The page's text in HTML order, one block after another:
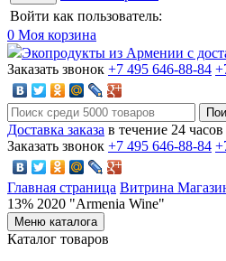
Войти как пользователь:
0 Моя корзина
Экопродукты из Армении с
Заказать звонок +7 495 646-88-84
Доставка заказа в течение 24 часов
Заказать звонок +7 495 646-88-84
Главная страница Витрина
13% 2020 "Armenia Wine"
Меню каталога
Каталог товаров